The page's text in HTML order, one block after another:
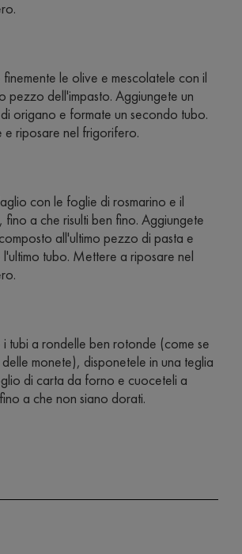
finemente le olive e mescolatele con il
pezzo dell'impasto. Aggiungete un
origano e formate un secondo tubo.
e riposare nel frigorifero.
con le foglie di rosmarino e il
fino a che risulti ben fino. Aggiungete
all'ultimo pezzo di pasta e
l'ultimo tubo. Mettere a riposare nel
i tubi a rondelle ben rotonde (come se
monete), disponetele in una teglia
di carta da forno e cuoceteli a
a che non siano dorati.